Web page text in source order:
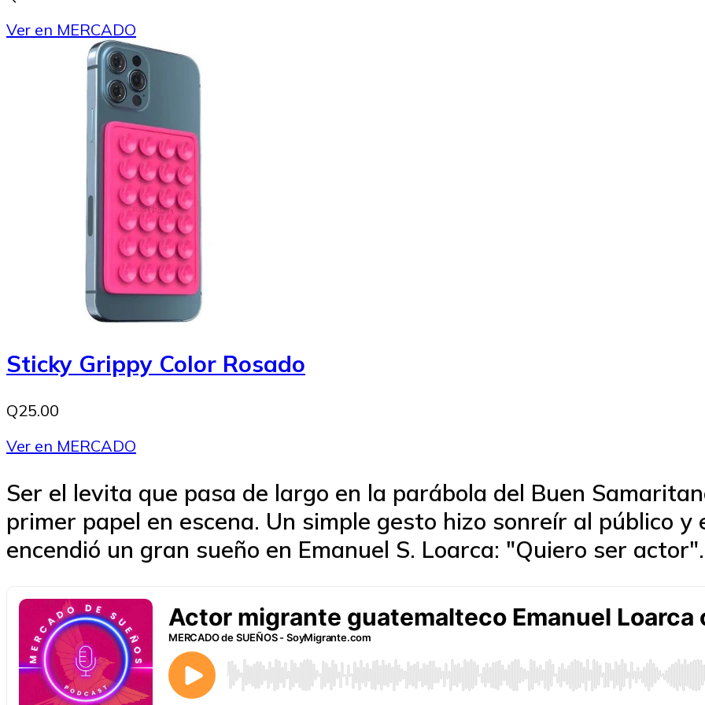
Ver en MERCADO
Sticky Grippy Color Rosado
Q25.00
Ver en MERCADO
Ser el levita que pasa de largo en la parábola del Buen
primer papel en escena. Un simple gesto hizo sonreír al público y
encendió un gran sueño en Emanuel S. Loarca: "Quiero ser